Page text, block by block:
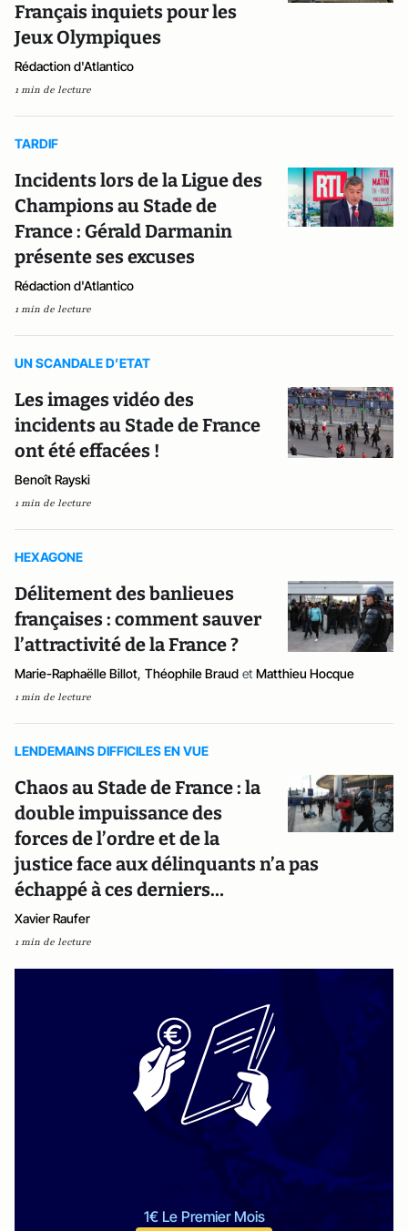
Français inquiets pour les
Jeux Olympiques
Rédaction d'Atlantico
1 min de lecture
TARDIF
Incidents lors de la Ligue des
Champions au Stade de
France : Gérald Darmanin
présente ses excuses
Rédaction d'Atlantico
1 min de lecture
UN SCANDALE D’ETAT
Les images vidéo des
incidents au Stade de France
ont été effacées !
Benoît Rayski
1 min de lecture
HEXAGONE
Délitement des banlieues
françaises : comment sauver
l’attractivité de la France ?
Marie-Raphaëlle Billot, Théophile Braud et Matthieu Hocque
1 min de lecture
LENDEMAINS DIFFICILES EN VUE
Chaos au Stade de France : la
double impuissance des
forces de l’ordre et de la
justice face aux délinquants n’a pas
échappé à ces derniers…
Xavier Raufer
1 min de lecture
1€ Le Premier Mois